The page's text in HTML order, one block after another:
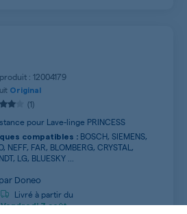
: 12004179
Original
(1)
pour Lave-linge PRINCESS
compatibles : BOSCH, SIEMENS,
NEFF, FAR, BLOMBERG, CRYSTAL,
LG, BLUESKY ...
par Doneo
Livré à partir du
Vendredi7 août